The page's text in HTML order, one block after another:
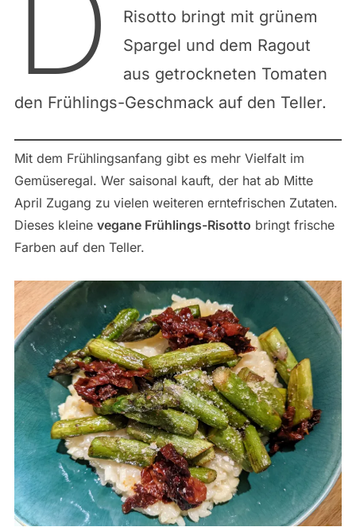
Risotto bringt mit grünem
Spargel und dem Ragout
aus getrockneten Tomaten
den Frühlings-Geschmack auf den Teller.
Mit dem Frühlingsanfang gibt es mehr Vielfalt im
Gemüseregal. Wer saisonal kauft, der hat ab Mitte
April Zugang zu vielen weiteren erntefrischen Zutaten.
Dieses kleine vegane Frühlings-Risotto bringt frische
Farben auf den Teller.